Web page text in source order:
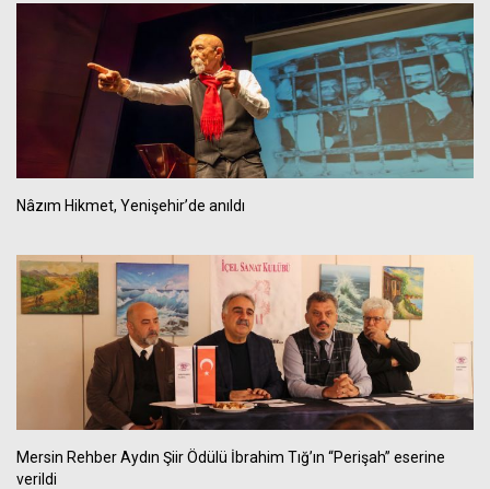
Nâzım Hikmet, Yenişehir’de anıldı
Mersin Rehber Aydın Şiir Ödülü İbrahim Tığ’ın “Perişah” eserine
verildi